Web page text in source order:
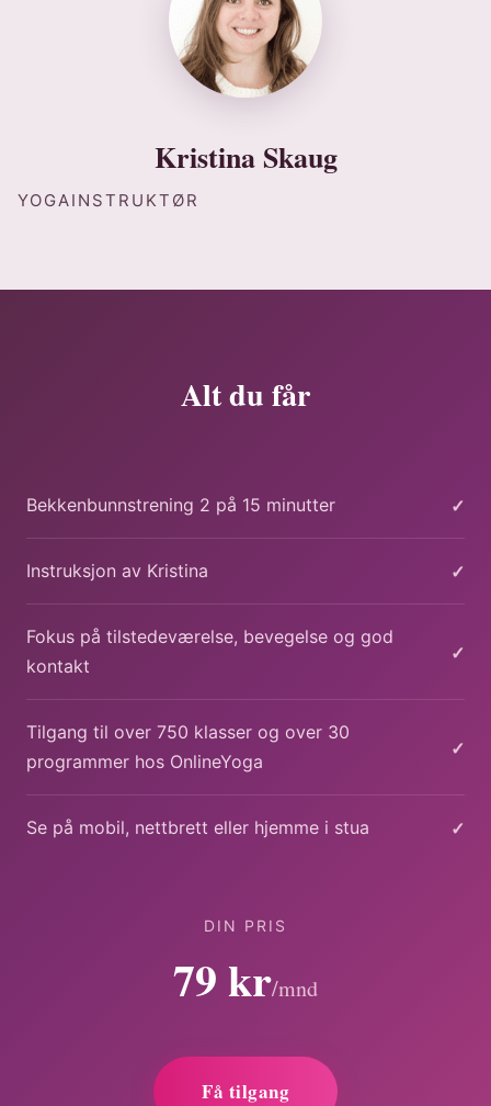
Kristina Skaug
YOGAINSTRUKTØR
Alt du får
Bekkenbunnstrening 2 på 15 minutter ✓
Instruksjon av Kristina ✓
Fokus på tilstedeværelse, bevegelse og god
kontakt
✓
Tilgang til over 750 klasser og over 30
programmer hos OnlineYoga
✓
Se på mobil, nettbrett eller hjemme i stua ✓
DIN PRIS
79 kr/mnd
Få tilgang